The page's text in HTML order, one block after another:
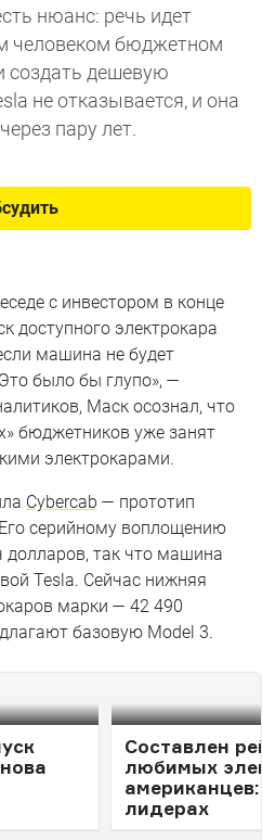
нюанс: речь идет
человеком бюджетном
создать дешевую
не отказывается, и она
пару лет.
с инвестором в конце
доступного электрокара
машина не будет
было бы глупо», —
Маск осознал, что
бюджетников уже занят
электрокарами.
Cybercab — прототип
серийному воплощению
так что машина
Tesla. Сейчас нижняя
марки — 42 490
базовую Model 3.
Составлен
любимых
лидерах